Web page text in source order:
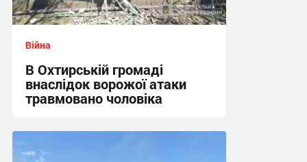
Війна
В Охтирській громаді
внаслідок ворожої атаки
травмовано чоловіка
09:21 сьогодні